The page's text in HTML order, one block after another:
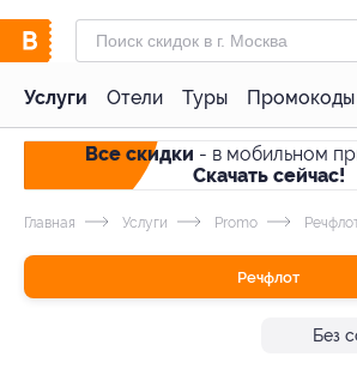
Услуги Отели Туры Промокоды
Все скидки - в мобильном
Скачать сейчас!
Главная Услуги Promo
Речфлот
Без